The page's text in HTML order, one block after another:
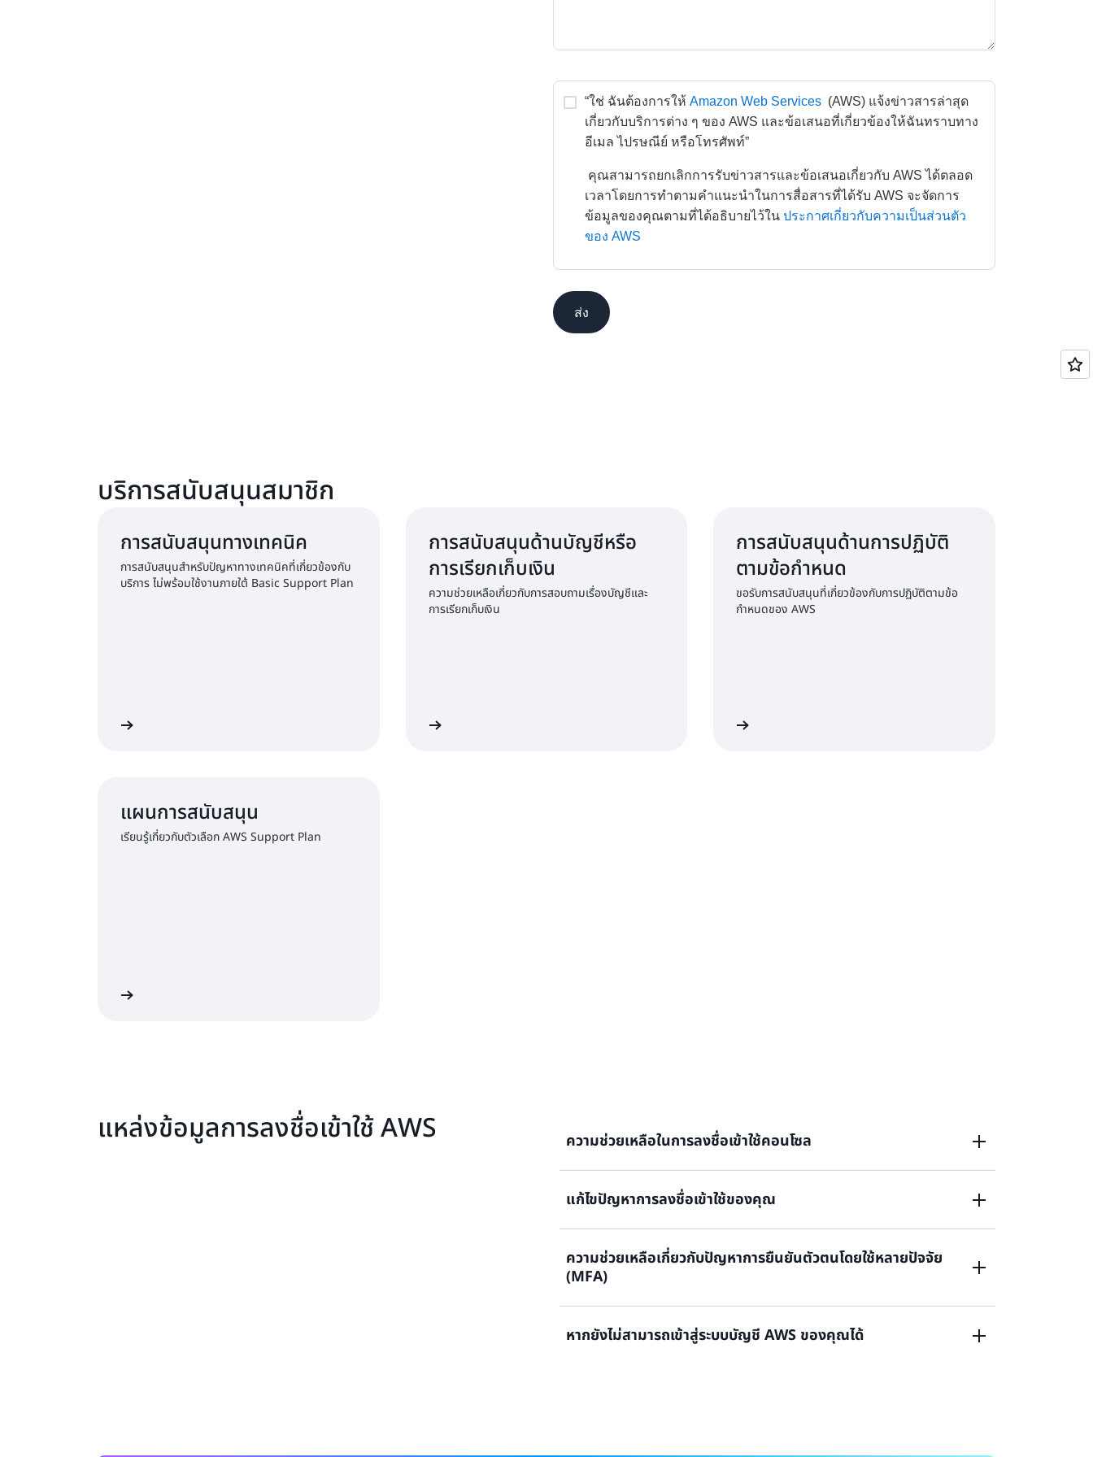
“ใช่ ฉันต้องการให้ Amazon Web Services (AWS) แจ้งข่าวสารล่าสุด
เกี่ยวกับบริการต่าง ๆ ของ AWS และข้อเสนอที่เกี่ยวข้องให้ฉันทราบทาง
อีเมล ไปรษณีย์ หรือโทรศัพท์”
เวลาโดยการทำตามคำแนะนำในการสื่อสารที่ได้รับ AWS จะจัดการ
ข้อมูลของคุณตามที่ได้อธิบายไว้ใน ประกาศเกี่ยวกับความเป็นส่วนตัว
ของ AWS
ส่ง
บริการสนับสนุนสมาชิก
การสนับสนุนทางเทคนิค
การสนับสนุนสำหรับปัญหาทางเทคนิคที่เกี่ยวข้องกับ
บริการ ไม่พร้อมใช้งานภายใต้ Basic Support Plan
การสนับสนุนด้านบัญชีหรือ
การเรียกเก็บเงิน
ความช่วยเหลือเกี่ยวกับการสอบถามเรื่องบัญชีและ
การเรียกเก็บเงิน
การสนับสนุนด้านการปฏิบัติ
ตามข้อกำหนด
ขอรับการสนับสนุนที่เกี่ยวข้องกับการปฏิบัติตามข้อ
กำหนดของ AWS
ติดต่อขอรับการสนับสนุนด้านการปฏิบัติตามข้อกำหนดของ AWS
แผนการสนับสนุน
เรียนรู้เกี่ยวกับตัวเลือก AWS Support Plan
แหล่งข้อมูลการลงชื่อเข้าใช้ AWS ความช่วยเหลือในการลงชื่อเข้าใช้คอนโซล
ต้องการความช่วยเหลือในการลงชื่อเข้าใช้คอนโซลการจัดการของ AWS หรือไม่
ดูเอกสารประกอบ
แก้ไขปัญหาการลงชื่อเข้าใช้ของคุณ
ลองลงชื่อเข้าใช้แล้ว แต่ข้อมูลประจำตัวใช้ไม่ได้หรือ หรือไม่มีข้อมูลประจำตัวในการ
เข้าถึงบัญชีผู้ใช้ที่มีสิทธิ์ใช้งานสูงสุดของ AWS หรือ
ความช่วยเหลือเกี่ยวกับปัญหาการยืนยันตัวตนโดยใช้หลายปัจจัย
(MFA)
อุปกรณ์การยืนยันตัวตนโดยใช้หลายปัจจัย (MFA) สูญหายหรือไม่สามารถใช้งาน
หากยังไม่สามารถเข้าสู่ระบบบัญชี AWS ของคุณได้